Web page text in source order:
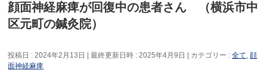
顔面神経麻痺が回復中の患者さん （横浜市中
区元町の鍼灸院）
投稿日 : 2024年2月13日 最終更新日時 : 2025年4月9日 カテゴリー :全て, 顔
面神経麻痺